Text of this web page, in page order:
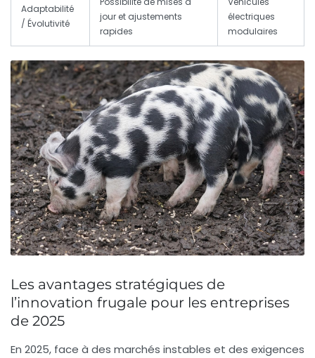
Adaptabilité
/ Évolutivité
jour et ajustements
rapides
électriques
modulaires
Les avantages stratégiques de
l’innovation frugale pour les entreprises
de 2025
En 2025, face à des marchés instables et des exigences